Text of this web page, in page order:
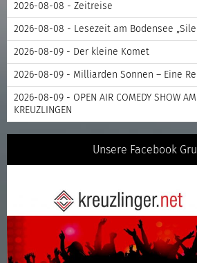
2026-08-08 - Zeitreise
2026-08-08 - Lesezeit am Bodensee
2026-08-09 - Der kleine Komet
2026-08-09 - Milliarden Sonnen – Eine
2026-08-09 - OPEN AIR COMEDY SHOW AM
KREUZLINGEN
Unsere Facebook